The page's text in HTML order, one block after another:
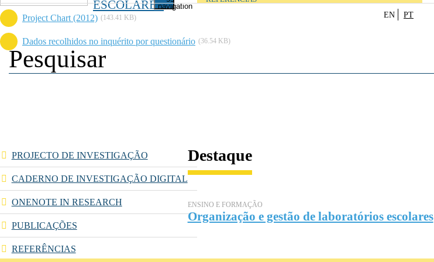
ESCOLARESnavigation
EN PT
Project Chart (2012) (143.41 KB)
Dados recolhidos no inquérito por questionário (36.54 KB)
PROJECTO DE INVESTIGAÇÃO
CADERNO DE INVESTIGAÇÃO DIGITAL
ONENOTE IN RESEARCH
PUBLICAÇÕES
REFERÊNCIAS
Destaque
ENSINO E FORMAÇÃO
Organização e gestão de laboratórios escolares